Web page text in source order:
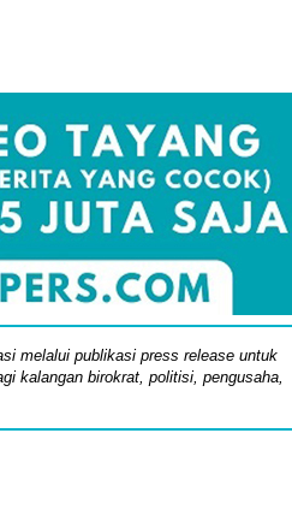
melalui publikasi press release untuk
kalangan birokrat, politisi, pengusaha,